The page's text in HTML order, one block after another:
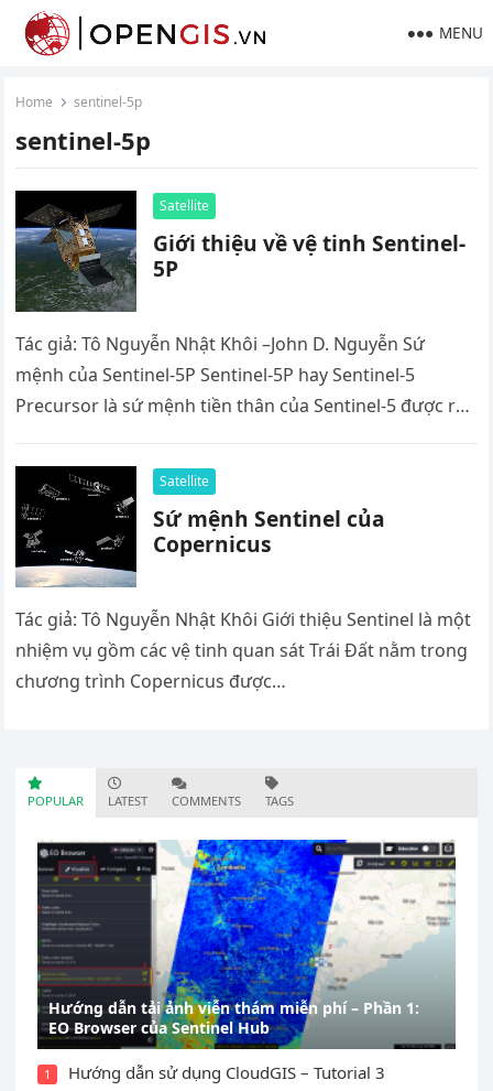
MENU
Home sentinel-5p
sentinel-5p
Satellite
Giới thiệu về vệ tinh Sentinel-
5P
Tác giả: Tô Nguyễn Nhật Khôi –John D. Nguyễn Sứ
mệnh của Sentinel-5P Sentinel-5P hay Sentinel-5
Precursor là sứ mệnh tiền thân của Sentinel-5 được ra
Satellite
Sứ mệnh Sentinel của
Copernicus
Tác giả: Tô Nguyễn Nhật Khôi Giới thiệu Sentinel là một
nhiệm vụ gồm các vệ tinh quan sát Trái Đất nằm trong
chương trình Copernicus được…
POPULAR LATEST COMMENTS TAGS
Hướng dẫn tải ảnh viễn thám miễn phí – Phần 1:
EO Browser của Sentinel Hub
1 Hướng dẫn sử dụng CloudGIS – Tutorial 3